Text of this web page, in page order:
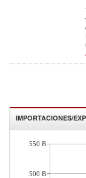
IMPORTACIONES/
550 B
500 B